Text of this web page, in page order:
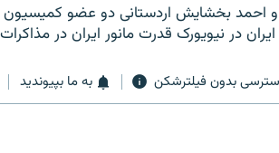
بخشایش اردستانی دو عضو کمیسیون
در نیویورک قدرت مانور ایران در
بدون فیلترشکن به ما بپیوندید